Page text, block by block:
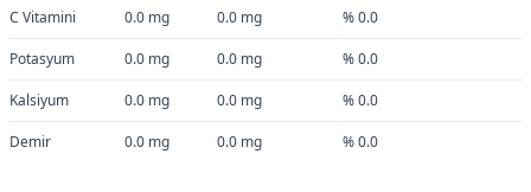
C Vitamini 0.0 mg 0.0 mg % 0.0
Potasyum 0.0 mg 0.0 mg % 0.0
Kalsiyum 0.0 mg 0.0 mg % 0.0
Demir 0.0 mg 0.0 mg % 0.0